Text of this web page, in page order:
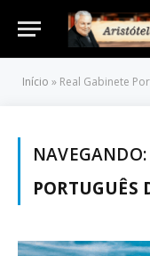
Início » Real Gabinete
NAVEGANDO:
PORTUGUÊS